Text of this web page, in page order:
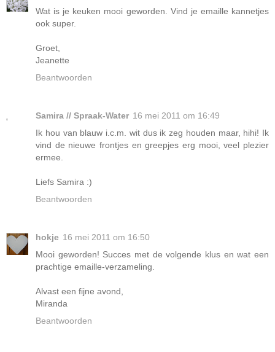
Wat is je keuken mooi geworden. Vind je emaille kannetjes
ook super.
Groet,
Jeanette
Beantwoorden
Samira // Spraak-Water 16 mei 2011 om 16:49
Ik hou van blauw i.c.m. wit dus ik zeg houden maar, hihi! Ik
vind de nieuwe frontjes en greepjes erg mooi, veel plezier
ermee.
Liefs Samira :)
Beantwoorden
hokje 16 mei 2011 om 16:50
Mooi geworden! Succes met de volgende klus en wat een
prachtige emaille-verzameling.
Alvast een fijne avond,
Miranda
Beantwoorden